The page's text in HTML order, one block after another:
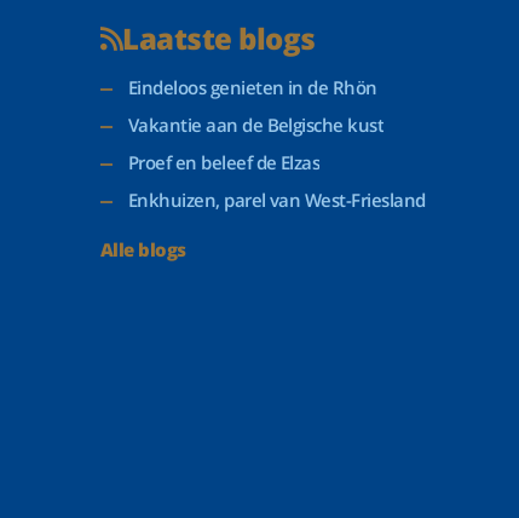
Laatste blogs
Eindeloos genieten in de Rhön
Vakantie aan de Belgische kust
Proef en beleef de Elzas
Enkhuizen, parel van West-Friesland
Alle blogs